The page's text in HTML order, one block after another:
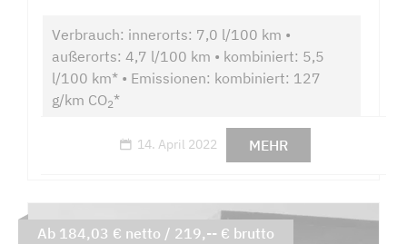
Verbrauch: innerorts: 7,0 l/100 km •
außerorts: 4,7 l/100 km • kombiniert: 5,5
l/100 km* • Emissionen: kombiniert: 127
g/km CO2*
14. April 2022 MEHR
Ab 184,03 € netto / 219,-- € brutto